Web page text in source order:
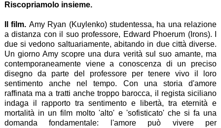
Riscopriamolo insieme.
Il film. Amy Ryan (Kuylenko) studentessa, ha una relazione
a distanza con il suo professore, Edward Phoerum (Irons). I
due si vedono saltuariamente, abitando in due città diverse.
Un giorno Amy scopre una dura verità sul suo amante, ma
contemporaneamente viene a conoscenza di un preciso
disegno da parte del professore per tenere vivo il loro
sentimento anche nel tempo. Con una storia d'amore
raffinata ma a tratti anche troppo barocca, il regista siciliano
indaga il rapporto tra sentimento e libertà, tra eternità e
mortalità in un film molto 'alto' e 'sofisticato' che si fa una
domanda fondamentale: l'amore può vivere per